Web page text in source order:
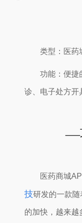
类型：医药
功能：便捷
诊、电子处方开
—
医药商城
技研发的一款
的加快，越来越